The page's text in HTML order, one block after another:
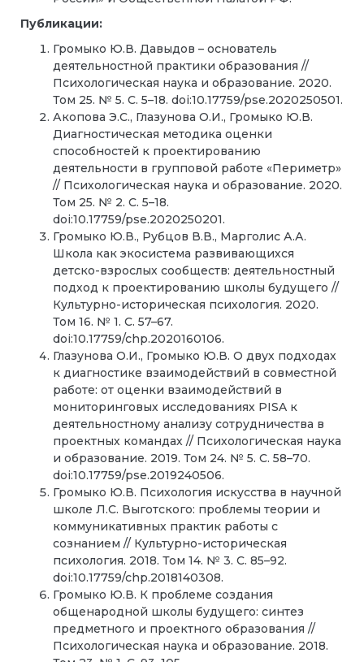
Публикации:
Громыко Ю.В. Давыдов – основатель
деятельностной практики образования //
Психологическая наука и образование. 2020.
Том 25. № 5. С. 5–18. doi:10.17759/pse.2020250501.
Акопова Э.С., Глазунова О.И., Громыко Ю.В.
Диагностическая методика оценки
способностей к проектированию
деятельности в групповой работе «Периметр»
// Психологическая наука и образование. 2020.
Том 25. № 2. С. 5–18.
doi:10.17759/pse.2020250201.
Громыко Ю.В., Рубцов В.В., Марголис А.А.
Школа как экосистема развивающихся
детско-взрослых сообществ: деятельностный
подход к проектированию школы будущего //
Культурно-историческая психология. 2020.
Том 16. № 1. С. 57–67.
doi:10.17759/chp.2020160106.
Глазунова О.И., Громыко Ю.В. О двух подходах
к диагностике взаимодействий в совместной
работе: от оценки взаимодействий в
мониторинговых исследованиях PISA к
деятельностному анализу сотрудничества в
проектных командах // Психологическая наука
и образование. 2019. Том 24. № 5. С. 58–70.
doi:10.17759/pse.2019240506.
Громыко Ю.В. Психология искусства в научной
школе Л.С. Выготского: проблемы теории и
коммуникативных практик работы с
сознанием // Культурно-историческая
психология. 2018. Том 14. № 3. С. 85–92.
doi:10.17759/chp.2018140308.
Громыко Ю.В. К проблеме создания
общенародной школы будущего: синтез
предметного и проектного образования //
Психологическая наука и образование. 2018.